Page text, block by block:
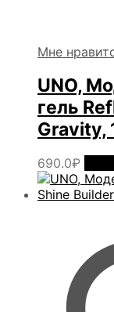
Мне
UNO,
гель
Gravity,
690.0₽